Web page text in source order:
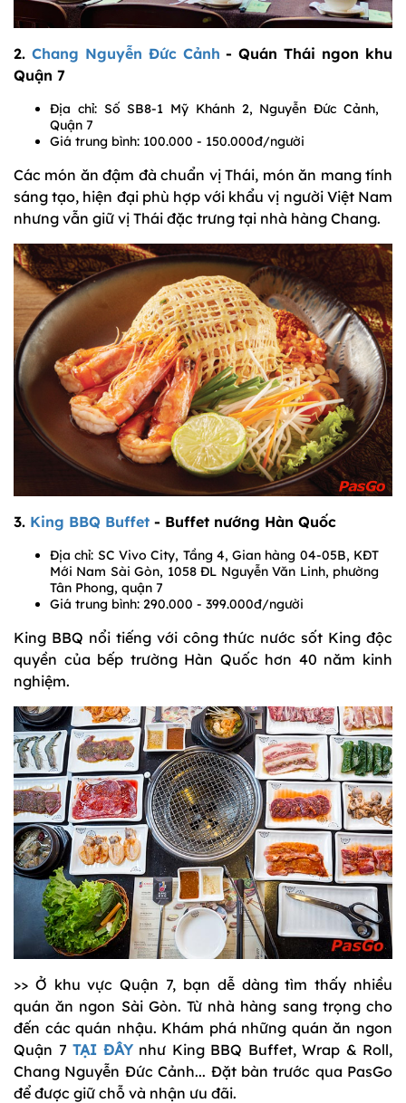
2. Chang Nguyễn Đức Cảnh - Quán Thái ngon khu
Quận 7
Địa chỉ: Số SB8-1 Mỹ Khánh 2, Nguyễn Đức Cảnh,
Quận 7
Giá trung bình: 100.000 - 150.000đ/người
Các món ăn đậm đà chuẩn vị Thái, món ăn mang tính
sáng tạo, hiện đại phù hợp với khẩu vị người Việt Nam
nhưng vẫn giữ vị Thái đặc trưng tại nhà hàng Chang.
3. King BBQ Buffet - Buffet nướng Hàn Quốc
Địa chỉ: SC Vivo City, Tầng 4, Gian hàng 04-05B, KĐT
Mới Nam Sài Gòn, 1058 ĐL Nguyễn Văn Linh, phường
Tân Phong, quận 7
Giá trung bình: 290.000 - 399.000đ/người
King BBQ nổi tiếng với công thức nước sốt King độc
quyền của bếp trường Hàn Quốc hơn 40 năm kinh
nghiệm.
>> Ở khu vực Quận 7, bạn dễ dàng tìm thấy nhiều
quán ăn ngon Sài Gòn. Từ nhà hàng sang trọng cho
đến các quán nhậu. Khám phá những quán ăn ngon
Quận 7 TẠI ĐÂYnhư King BBQ Buffet, Wrap & Roll,
Chang Nguyễn Đức Cảnh... Đặt bàn trước qua PasGo
để được giữ chỗ và nhận ưu đãi.